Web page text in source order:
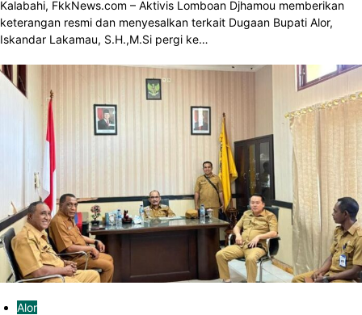
Kalabahi, FkkNews.com – Aktivis Lomboan Djhamou memberikan
keterangan resmi dan menyesalkan terkait Dugaan Bupati Alor,
Iskandar Lakamau, S.H.,M.Si pergi ke…
Alor